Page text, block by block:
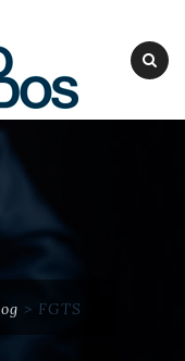
> FGTS